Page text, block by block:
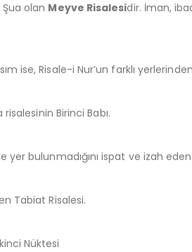
Şua olan Meyve Risalesidir. İman,
ise, Risale-i Nur’un farklı
Birinci Babı.
bulunmadığını ispat ve izah eden
Tabiat Risalesi.
Nüktesi